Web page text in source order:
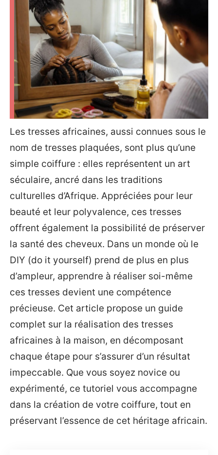
Les tresses africaines, aussi connues sous le
nom de tresses plaquées, sont plus qu’une
simple coiffure : elles représentent un art
séculaire, ancré dans les traditions
culturelles d’Afrique. Appréciées pour leur
beauté et leur polyvalence, ces tresses
offrent également la possibilité de préserver
la santé des cheveux. Dans un monde où le
DIY (do it yourself) prend de plus en plus
d’ampleur, apprendre à réaliser soi-même
ces tresses devient une compétence
précieuse. Cet article propose un guide
complet sur la réalisation des tresses
africaines à la maison, en décomposant
chaque étape pour s’assurer d’un résultat
impeccable. Que vous soyez novice ou
expérimenté, ce tutoriel vous accompagne
dans la création de votre coiffure, tout en
préservant l’essence de cet héritage africain.